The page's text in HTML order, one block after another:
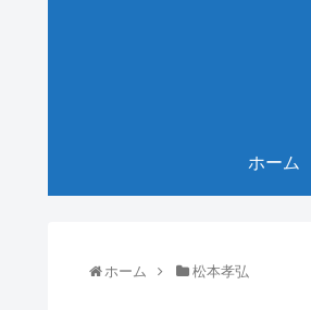
ホーム
ホーム 松本孝弘